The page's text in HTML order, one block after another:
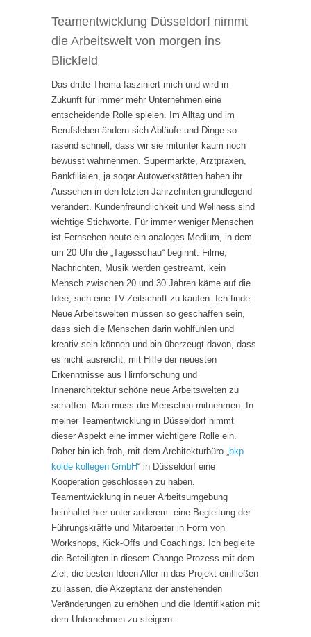
Teamentwicklung Düsseldorf nimmt
die Arbeitswelt von morgen ins
Blickfeld
Das dritte Thema fasziniert mich und wird in
Zukunft für immer mehr Unternehmen eine
entscheidende Rolle spielen. Im Alltag und im
Berufsleben ändern sich Abläufe und Dinge so
rasend schnell, dass wir sie mitunter kaum noch
bewusst wahrnehmen. Supermärkte, Arztpraxen,
Bankfilialen, ja sogar Autowerkstätten haben ihr
Aussehen in den letzten Jahrzehnten grundlegend
verändert. Kundenfreundlichkeit und Wellness sind
wichtige Stichworte. Für immer weniger Menschen
ist Fernsehen heute ein analoges Medium, in dem
um 20 Uhr die „Tagesschau“ beginnt. Filme,
Nachrichten, Musik werden gestreamt, kein
Mensch zwischen 20 und 30 Jahren käme auf die
Idee, sich eine TV-Zeitschrift zu kaufen. Ich finde:
Neue Arbeitswelten müssen so geschaffen sein,
dass sich die Menschen darin wohlfühlen und
kreativ sein können und bin überzeugt davon, dass
es nicht ausreicht, mit Hilfe der neuesten
Erkenntnisse aus Hirnforschung und
Innenarchitektur schöne neue Arbeitswelten zu
schaffen. Man muss die Menschen mitnehmen. In
meiner Teamentwicklung in Düsseldorf nimmt
dieser Aspekt eine immer wichtigere Rolle ein.
Daher bin ich froh, mit dem Architekturbüro „bkp
kolde kollegen GmbH“ in Düsseldorf eine
Kooperation geschlossen zu haben.
Teamentwicklung in neuer Arbeitsumgebung
beinhaltet hier unter anderem eine Begleitung der
Führungskräfte und Mitarbeiter in Form von
Workshops, Kick-Offs und Coachings. Ich begleite
die Beteiligten in diesem Change-Prozess mit dem
Ziel, die besten Ideen Aller in das Projekt einfließen
zu lassen, die Akzeptanz der anstehenden
Veränderungen zu erhöhen und die Identifikation mit
dem Unternehmen zu steigern.